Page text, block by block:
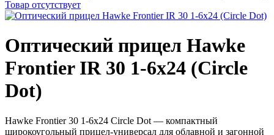
Товар отсутствует
Оптический прицел Hawke
Frontier IR 30 1-6x24 (Circle
Dot)
Hawke Frontier 30 1-6x24 Circle Dot — компактный
широкоугольный прицел-универсал для облавной и загонной